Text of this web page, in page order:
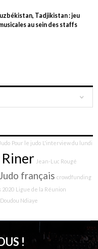
Tadjikistan : jeu
au sein des staffs
Pour le judo L'interview du lundi
Jean-Luc Rougé
Judo français crowdfunding
2020 Ligue de la Réunion
Ndiaye
!